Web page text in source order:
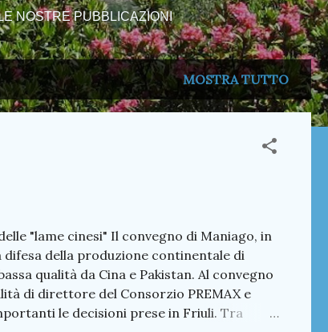
NOSTRE PUBBLICAZIONI
MOSTRA TUTTO
"lame cinesi" Il convegno di Maniago, in
della produzione continentale di
qualità da Cina e Pakistan. Al convegno
di direttore del Consorzio PREMAX e
le decisioni prese in Friuli. Tra